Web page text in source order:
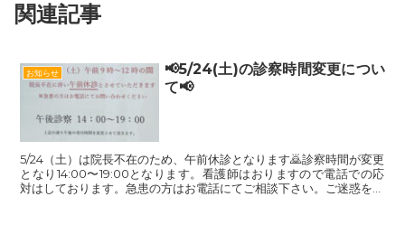
関連記事
お知らせ
📢5/24(土)の診察時間変更につい
て📢
5/24（土）は院長不在のため、午前休診となります🙇診察時間が変更
となり14:00〜19:00となります。看護師はおりますので電話での応
対はしております。急患の方はお電話にてご相談下さい。ご迷惑をお